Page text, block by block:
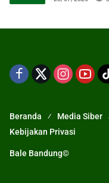
Beranda Media Siber
Kebijakan Privasi
Bale Bandung©